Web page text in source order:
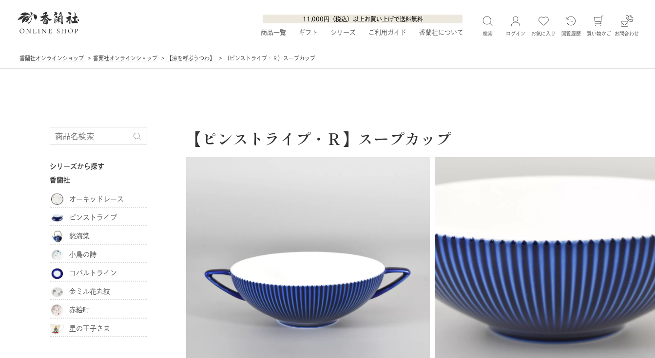
11,000円（税込）以上お買い上げで送料無料
商品一覧 ギフト シリーズ ご利用ガイド 香蘭社について 検索 ログイン お気に入り 閲覧履歴 買い物かご お問合わせ
香蘭社オンラインショップ 香蘭社オンラインショップ 【涼を呼ぶうつわ】 （ピンストライプ・Ｒ）スープカップ
【ピンストライプ・Ｒ】スープカップ
シリーズから探す
香蘭社
オーキッドレース
ピンストライプ
愁海棠
小鳥の詩
コバルトライン
金ミル花丸紋
赤絵町
星の王子さま